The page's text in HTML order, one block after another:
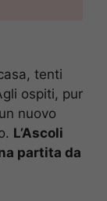
tenti
ospiti, pur
nuovo
L’Ascoli
partita da